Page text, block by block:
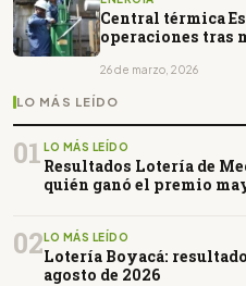
Central térmica
operaciones tras
26 de marzo, 2026
LO MÁS LEÍDO
01 LO MÁS LEÍDO
Resultados Lotería de
quién ganó el premio
02LO MÁS LEÍDO
Lotería Boyacá:
agosto de 2026